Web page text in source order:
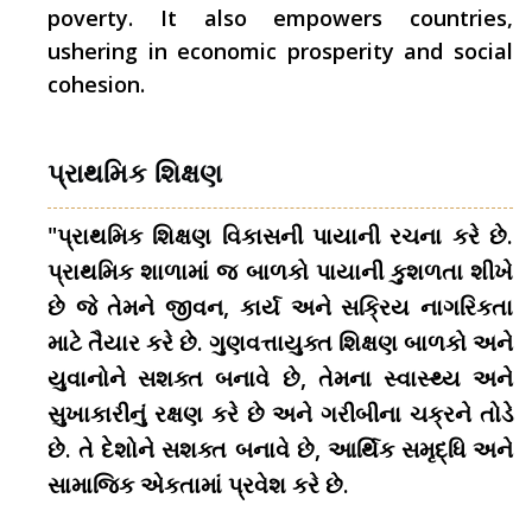
poverty. It also empowers countries,
ushering in economic prosperity and social
cohesion.
પ્રાથમિક શિક્ષણ
"પ્રાથમિક શિક્ષણ વિકાસની પાયાની રચના કરે છે.
પ્રાથમિક શાળામાં જ બાળકો પાયાની કુશળતા શીખે
છે જે તેમને જીવન, કાર્ય અને સક્રિય નાગરિકતા
માટે તૈયાર કરે છે. ગુણવત્તાયુક્ત શિક્ષણ બાળકો અને
યુવાનોને સશક્ત બનાવે છે, તેમના સ્વાસ્થ્ય અને
સુખાકારીનું રક્ષણ કરે છે અને ગરીબીના ચક્રને તોડે
છે. તે દેશોને સશક્ત બનાવે છે, આર્થિક સમૃદ્ધિ અને
સામાજિક એકતામાં પ્રવેશ કરે છે.